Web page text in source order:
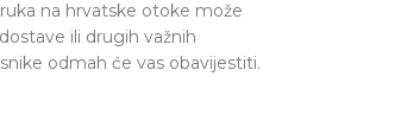
na hrvatske otoke može
ili drugih važnih
odmah će vas obavijestiti.